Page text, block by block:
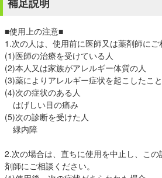
■使用上の注意■
1.次の人は、使用前に医師又は薬剤師にご
(1)医師の治療を受けている人
(2)本人又は家族がアレルギー体質の人
(3)薬によりアレルギー症状を起こしたこ
(4)次の症状のある人
はげしい目の痛み
(5)次の診断を受けた人
緑内障
2.次の場合は、直ちに使用を中止し、こ
剤師にご相談ください。